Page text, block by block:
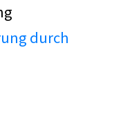
durch